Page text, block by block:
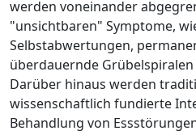
werden voneinander
"unsichtbaren" Symptome,
Selbstabwertungen,
überdauernde
Darüber hinaus werden
wissenschaftlich fundierte
Behandlung von